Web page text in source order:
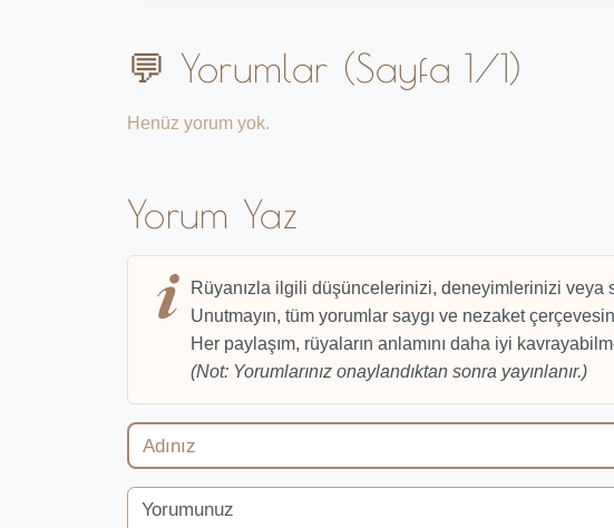
💬 Yorumlar (Sayfa 1/1)
Henüz yorum yok.
Yorum Yaz
Rüyanızla ilgili düşüncelerinizi, deneyimlerinizi veya
Unutmayın, tüm yorumlar saygı ve nezaket
Her paylaşım, rüyaların anlamını daha iyi
(Not: Yorumlarınız onaylandıktan sonra yayınlanır.)